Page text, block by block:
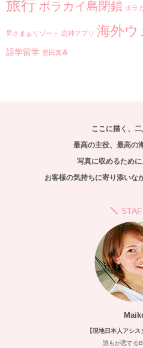
旅行 ボラカイ島閉鎖 ボラ
界さまぁリゾート 恋神アプリ 海外ウ
語学留学 豊田真希
ここに描く、二
最高の主役、最高の
写真に収めるために
お客様の気持ちに寄り添いな
【現地日本人アシス
誰もが恋する